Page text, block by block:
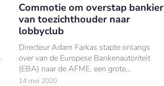
Commotie om overstap bankier
van toezichthouder naar
lobbyclub
Directeur Adam Farkas stapte onlangs
over van de Europese Bankenautoriteit
(EBA) naar de AFME, een grote
lobbyorganisatie in de financiële sector.
14 mei 2020